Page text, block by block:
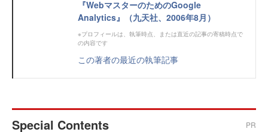
『WebマスターのためのGoogle
Analytics』（九天社、2006年8月）
※プロフィールは、執筆時点、または直近の記事の寄稿時点で
の内容です
この著者の最近の執筆記事
Special Contents PR